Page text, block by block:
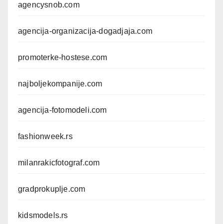
agencysnob.com
agencija-organizacija-dogadjaja.com
promoterke-hostese.com
najboljekompanije.com
agencija-fotomodeli.com
fashionweek.rs
milanrakicfotograf.com
gradprokuplje.com
kidsmodels.rs